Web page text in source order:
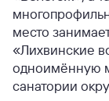
место
«Лихвинские
одноимённую
санатории